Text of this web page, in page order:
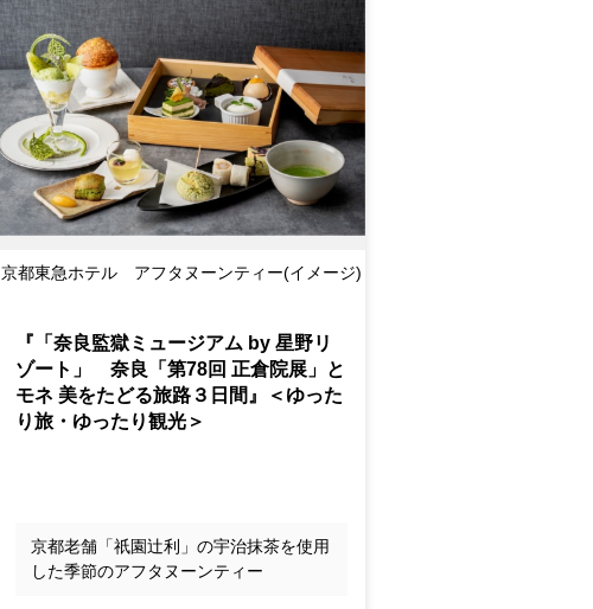
京都東急ホテル アフタヌーンティー(イメージ)
『「奈良監獄ミュージアム by 星野リ
ゾート」 奈良「第78回 正倉院展」と
モネ 美をたどる旅路３日間』＜ゆった
り旅・ゆったり観光＞
京都老舗「祇園辻利」の宇治抹茶を使用
した季節のアフタヌーンティー